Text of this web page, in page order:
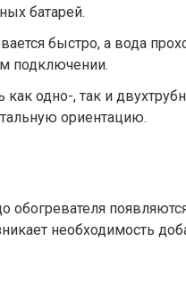
батарей.
быстро, а вода
подключении.
одно-, так и
ориентацию.
обогревателя
необходимость